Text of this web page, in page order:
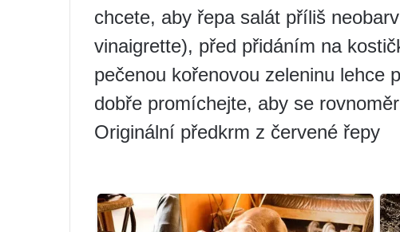
chcete, aby řepa salát příliš
vinaigrette), před přidáním na
pečenou kořenovou zeleninu lehce
dobře promíchejte, aby se
Originální předkrm z červené řepy